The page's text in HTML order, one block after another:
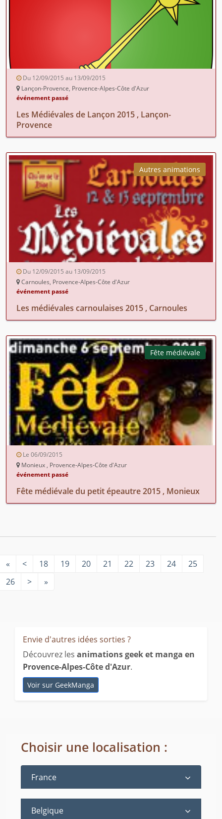
Du 12/09/2015 au 13/09/2015
Lançon-Provence, Provence-Alpes-Côte d'Azur
événement passé
Les Médiévales de Lançon 2015 , Lançon-
Provence
Autres animations
Du 12/09/2015 au 13/09/2015
Carnoules, Provence-Alpes-Côte d'Azur
événement passé
Les médiévales carnoulaises 2015 , Carnoules
Fête médiévale
Le 06/09/2015
Monieux , Provence-Alpes-Côte d'Azur
événement passé
Fête médiévale du petit épeautre 2015 , Monieux
« < 18 19 20 21 22 23 24
25
26
> »
Envie d'autres idées sorties ?
Découvrez les animations geek et manga en
Provence-Alpes-Côte d'Azur.
Voir sur GeekManga
Choisir une localisation :
France
Belgique